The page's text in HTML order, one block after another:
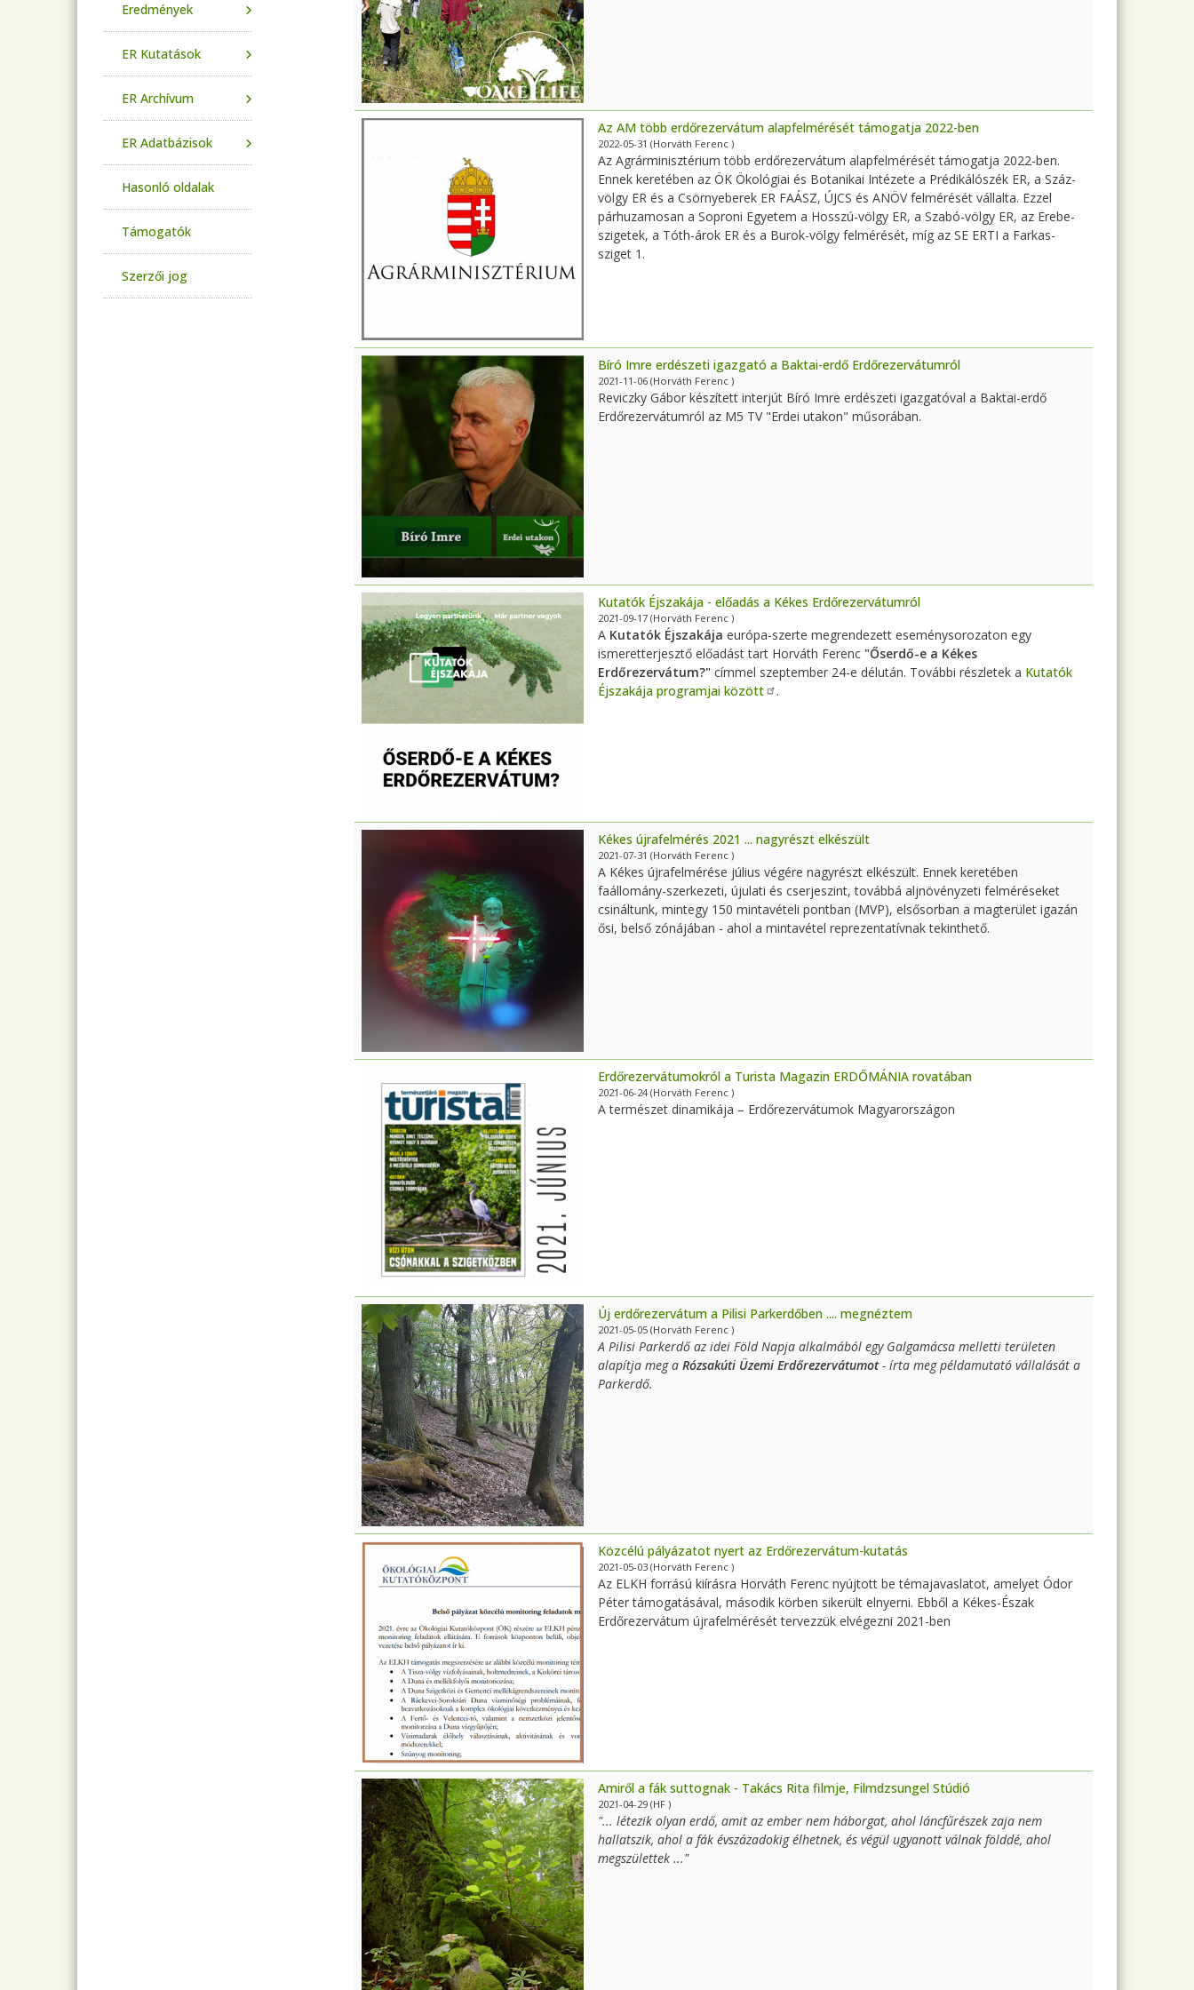
Az AM több erdőrezervátum alapfelmérését támogatja 2022-ben
2022-05-31 (Horváth Ferenc )
Az Agrárminisztérium több erdőrezervátum alapfelmérését támogatja 2022-ben.
Ennek keretében az ÖK Ökológiai és Botanikai Intézete a Prédikálószék ER, a Száz-
völgy ER és a Csörnyeberek ER FAÁSZ, ÚJCS és ANÖV felmérését vállalta. Ezzel
párhuzamosan a Soproni Egyetem a Hosszú-völgy ER, a Szabó-völgy ER, az Erebe-
szigetek, a Tóth-árok ER és a Burok-völgy felmérését, míg az SE ERTI a Farkas-
sziget 1.
Bíró Imre erdészeti igazgató a Baktai-erdő Erdőrezervátumról
2021-11-06 (Horváth Ferenc )
Reviczky Gábor készített interjút Bíró Imre erdészeti igazgatóval a Baktai-erdő
Erdőrezervátumról az M5 TV "Erdei utakon" műsorában.
Kutatók Éjszakája - előadás a Kékes Erdőrezervátumról
2021-09-17 (Horváth Ferenc )
A Kutatók Éjszakája európa-szerte megrendezett eseménysorozaton egy
ismeretterjesztő előadást tart Horváth Ferenc "Őserdő-e a Kékes
Erdőrezervátum?" címmel szeptember 24-e délután. További részletek a Kutatók
Éjszakája programjai között
.
Kékes újrafelmérés 2021 ... nagyrészt elkészült
2021-07-31 (Horváth Ferenc )
A Kékes újrafelmérése július végére nagyrészt elkészült. Ennek keretében
faállomány-szerkezeti, újulati és cserjeszint, továbbá aljnövényzeti felméréseket
csináltunk, mintegy 150 mintavételi pontban (MVP), elsősorban a magterület igazán
ősi, belső zónájában - ahol a mintavétel reprezentatívnak tekinthető.
Erdőrezervátumokról a Turista Magazin ERDŐMÁNIA rovatában
2021-06-24(Horváth Ferenc )
A természet dinamikája – Erdőrezervátumok Magyarországon
Új erdőrezervátum a Pilisi Parkerdőben .... megnéztem
2021-05-05 (Horváth Ferenc )
A Pilisi Parkerdő az idei Föld Napja alkalmából egy Galgamácsa melletti területen
alapítja meg a Rózsakúti Üzemi Erdőrezervátumot- írta meg példamutató vállalását a
Parkerdő.
Közcélú pályázatot nyert az Erdőrezervátum-kutatás
2021-05-03 (Horváth Ferenc )
Az ELKH forrású kiírásra Horváth Ferenc nyújtott be témajavaslatot, amelyet Ódor
Péter támogatásával, második körben sikerült elnyerni. Ebből a Kékes-Észak
Erdőrezervátum újrafelmérését tervezzük elvégezni 2021-ben
Amiről a fák suttognak - Takács Rita filmje, Filmdzsungel Stúdió
2021-04-29 (HF )
"... létezik olyan erdő, amit az ember nem háborgat, ahol láncfűrészek zaja nem
hallatszik, ahol a fák évszázadokig élhetnek, és végül ugyanott válnak földdé, ahol
megszülettek ..."
Eredmények
ER Kutatások
ER Archívum
ER Adatbázisok
Hasonló oldalak
Támogatók
Szerzői jog